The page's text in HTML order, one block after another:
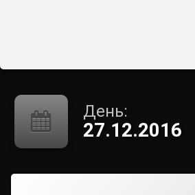
День:
27.12.2016